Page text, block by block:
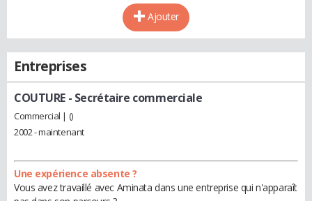
Ajouter
Entreprises
COUTURE - Secrétaire commerciale
Commercial | ()
2002 - maintenant
Une expérience absente ?
Vous avez travaillé avec Aminata dans une entreprise qui n'apparaît